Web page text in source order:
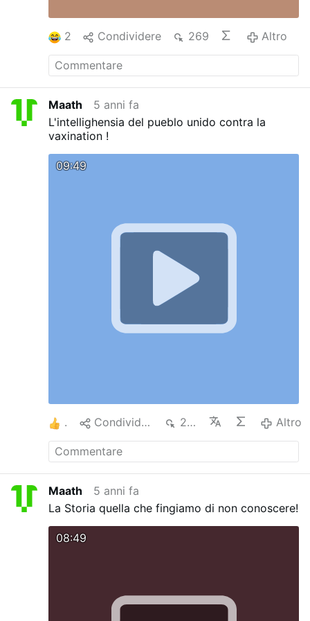
2 Condividere 269 Altro
Maath
5 anni fa
L'intellighensia del pueblo unido contra la
vaxination !
09:49
1 Condividere 294 Altro
Maath
5 anni fa
La Storia quella che fingiamo di non conoscere!
08:49